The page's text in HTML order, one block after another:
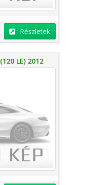
Részletek
(120 LE) 2012